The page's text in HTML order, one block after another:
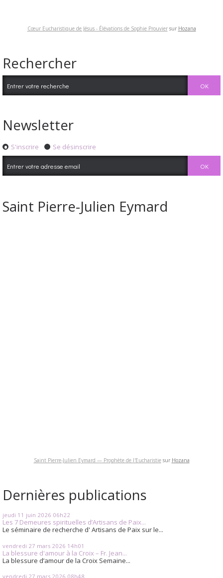
Cœur Eucharistique de Jésus - Élévations de Sophie Prouviersur Hozana
Rechercher
Newsletter
S'inscrire Se désinscrire
Saint Pierre-Julien Eymard
Saint Pierre-Julien Eymard — Prophète de l'Eucharistiesur Hozana
Dernières publications
jeudi 11 juin 2026 06h22
Les 7 Demeures spirituelles d’Artisans de Paix...
Le séminaire de recherche d' Artisans de Paix sur le...
vendredi 27 mars 2026 14h01
La blessure d'amour à la Croix – Fr. Jean...
La blessure d’amour de la Croix Semaine...
vendredi 27 mars 2026 08h48